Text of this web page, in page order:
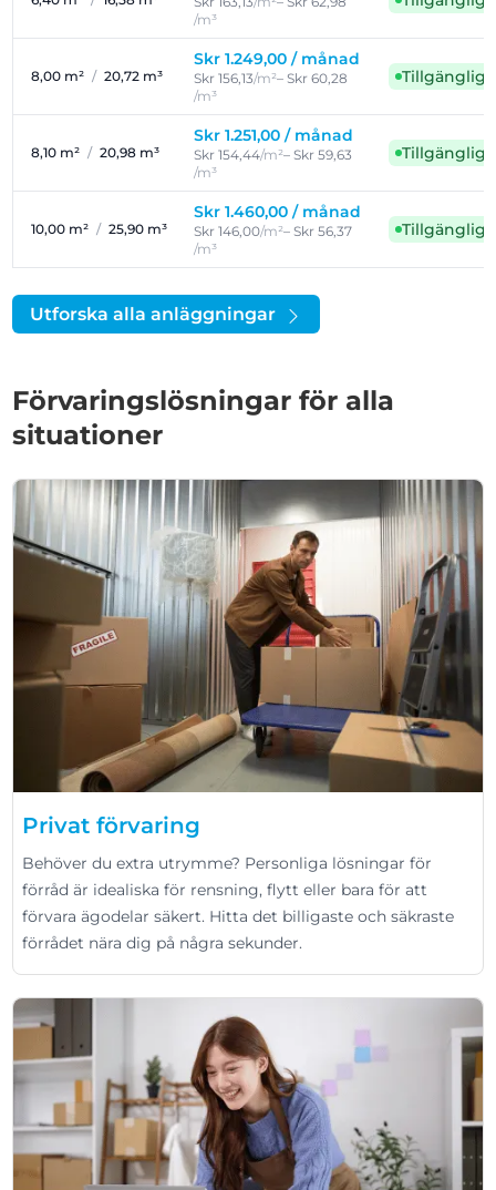
/m³
8,00 m² / 20,72 m³
Skr 1.249,00 / månad
Skr 156,13/m²– Skr 60,28
/m³
Tillgänglig
8,10 m² / 20,98 m³
Skr 1.251,00 / månad
Skr 154,44/m²– Skr 59,63
/m³
Tillgänglig
10,00 m² / 25,90 m³
Skr 1.460,00 / månad
Skr 146,00/m²– Skr 56,37
/m³
Tillgänglig
Utforska alla anläggningar
Förvaringslösningar för alla
situationer
Privat förvaring
Behöver du extra utrymme? Personliga lösningar för
förråd är idealiska för rensning, flytt eller bara för att
förvara ägodelar säkert. Hitta det billigaste och säkraste
förrådet nära dig på några sekunder.